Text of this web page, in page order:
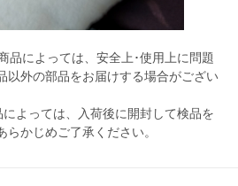
品によっては、安全上･使用上に問題
以外の部品をお届けする場合がござい
よっては、入荷後に開封して検品を
かじめご了承ください。